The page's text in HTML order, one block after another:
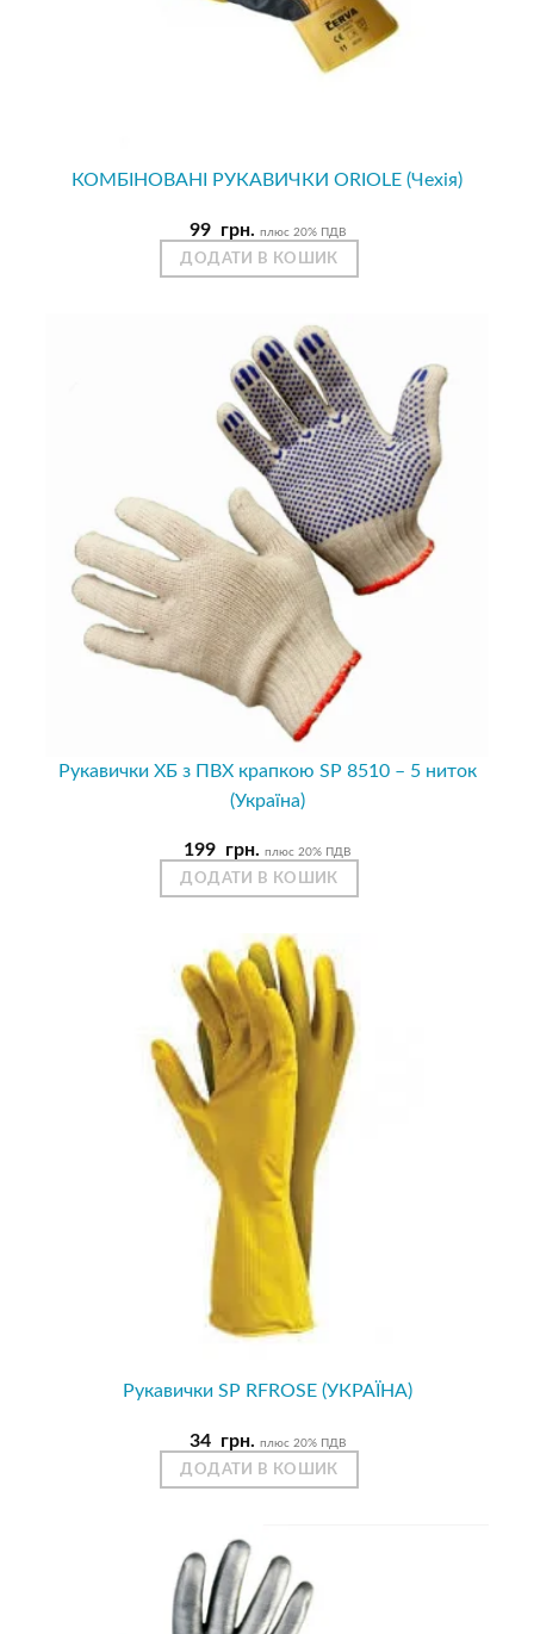
КОМБІНОВАНІ РУКАВИЧКИ ORIOLE (Чехія)
99 грн. плюс 20% ПДВ
ДОДАТИ В КОШИК
Рукавички ХБ з ПВХ крапкою SP 8510 – 5 ниток
(Україна)
199 грн. плюс 20% ПДВ
ДОДАТИ В КОШИК
Рукавички SP RFROSE (УКРАЇНА)
34 грн. плюс 20% ПДВ
ДОДАТИ В КОШИК